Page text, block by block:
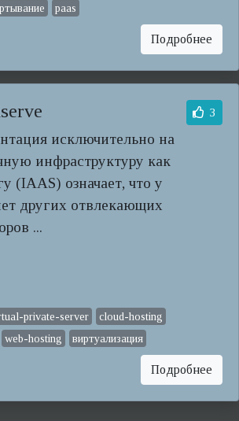
paas
Подробнее
исключительно на
инфраструктуру как
(IAAS) означает, что у
других отвлекающих
...
3
private-server
cloud-hosting
web-hosting виртуализация
Подробнее